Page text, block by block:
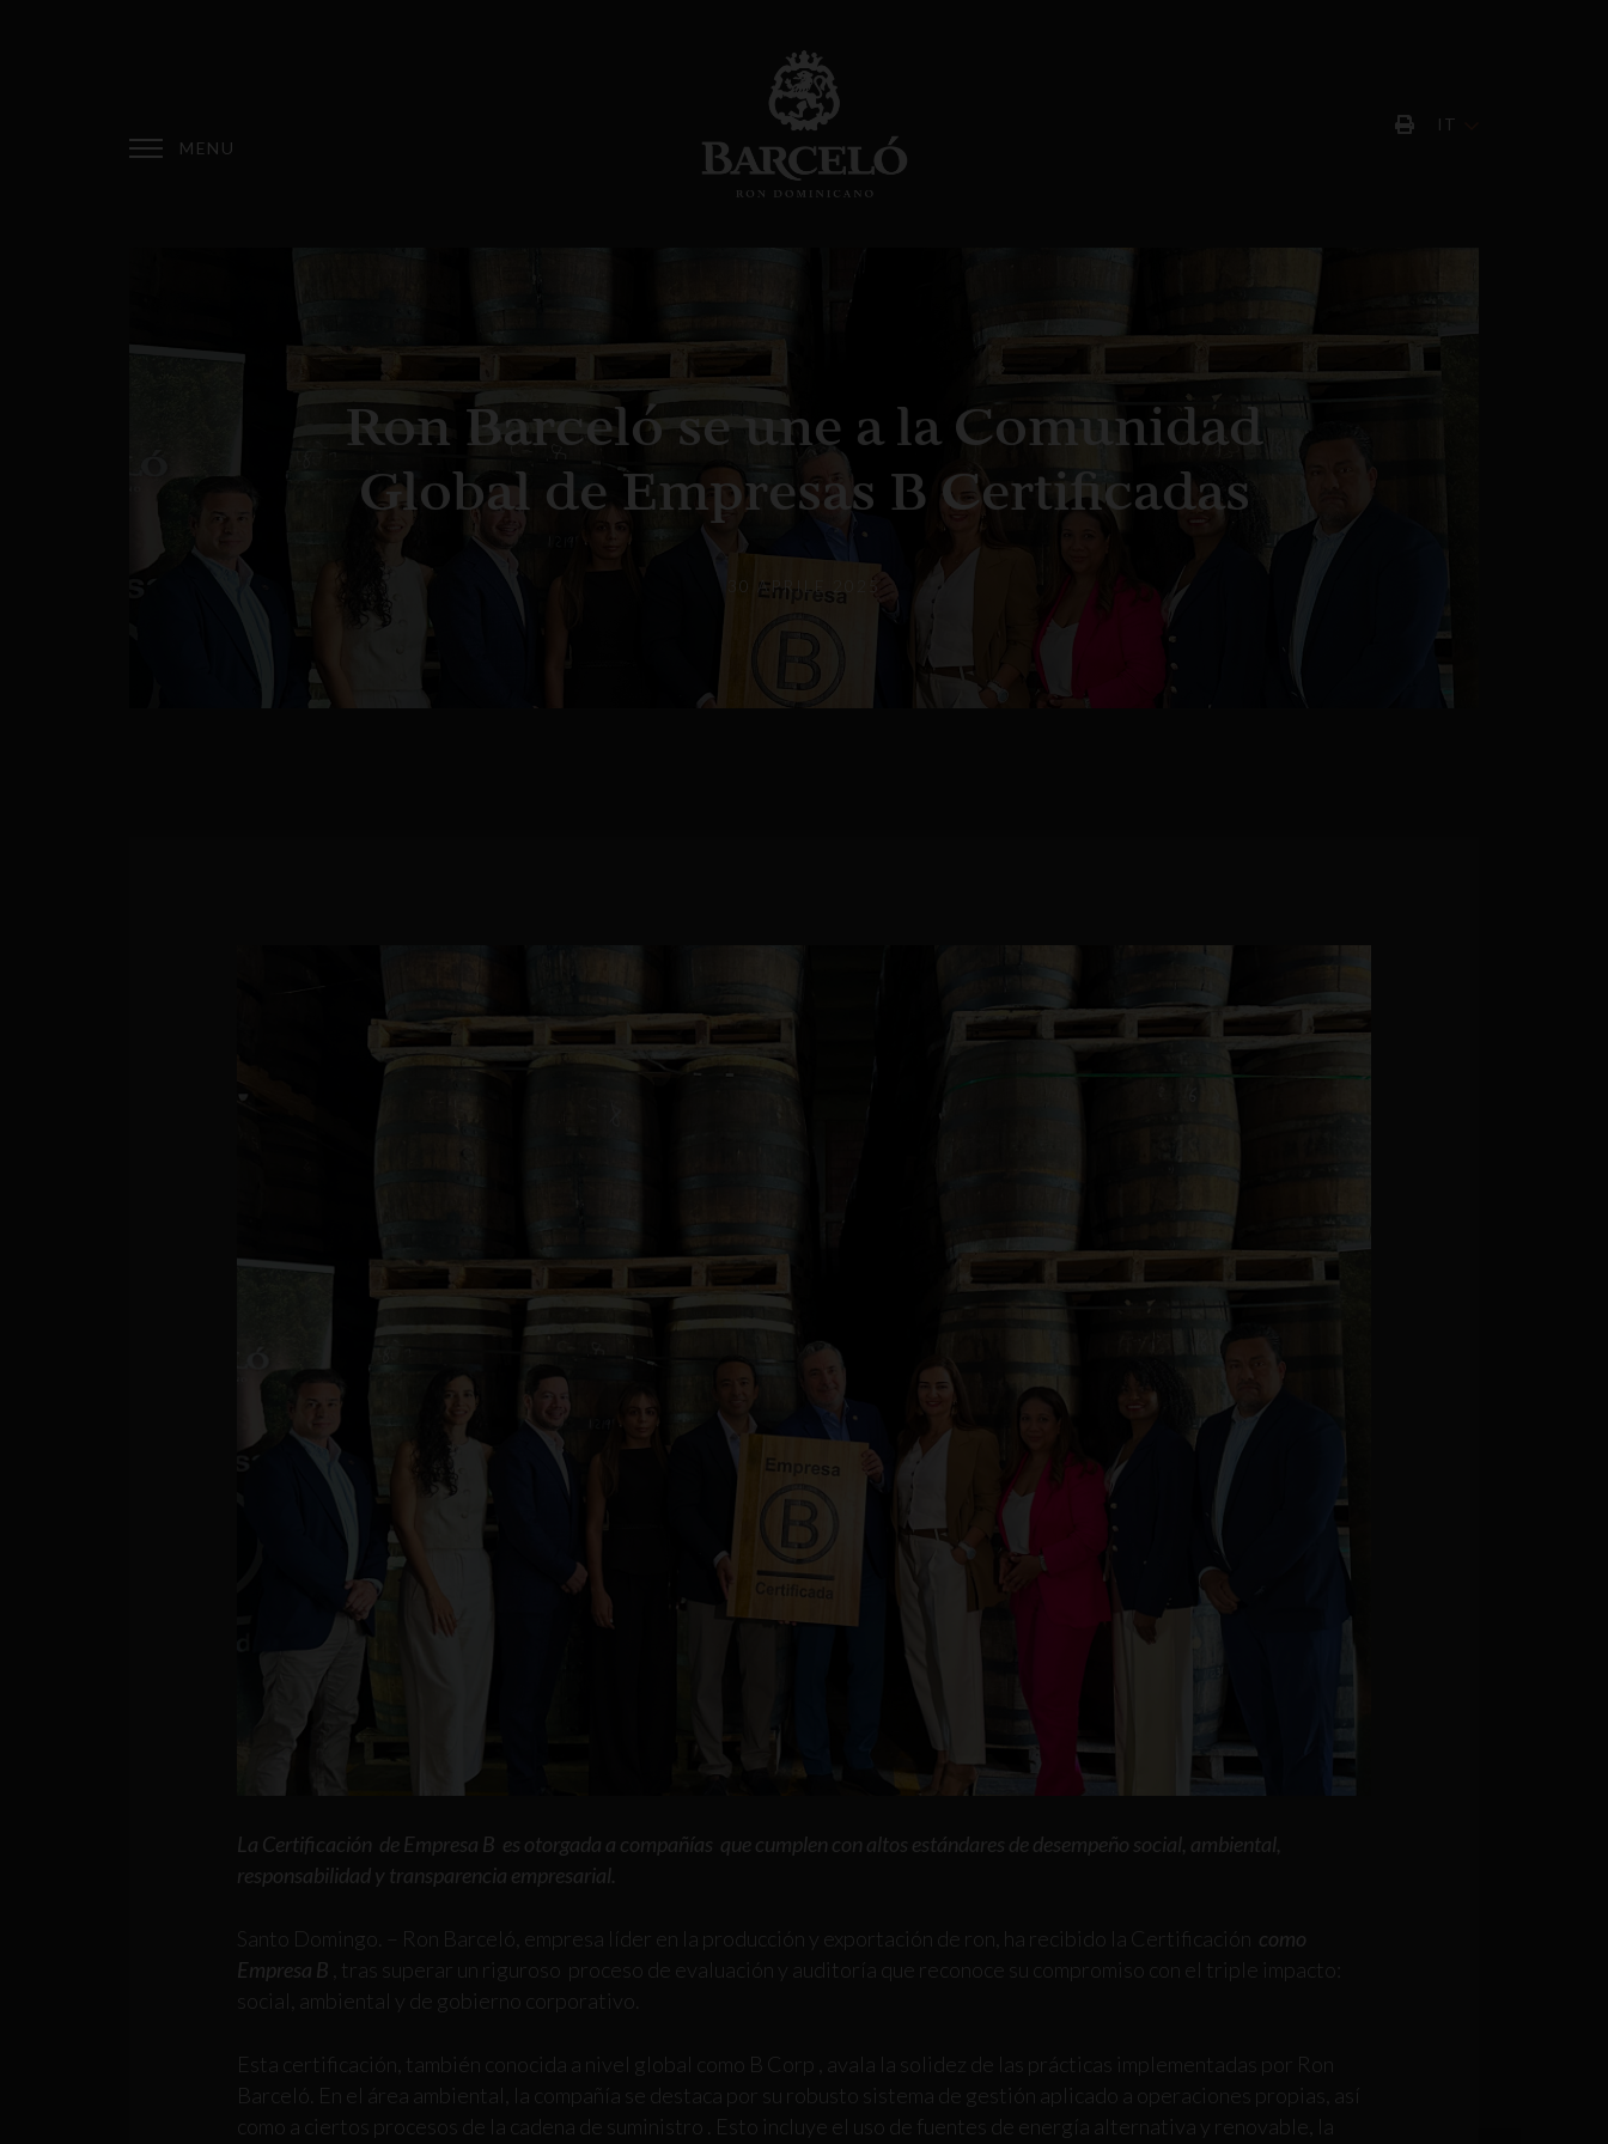
IT
Ron Barceló se une a la Comunidad
Global de Empresas B Certificadas
30 APRILE 2025
La Certificación de Empresa B es otorgada a compañías que cumplen con altos estándares de desempeño social, ambiental,
responsabilidad y transparencia empresarial.
Santo Domingo. – Ron Barceló, empresa líder en la producción y exportación de ron, ha recibido la Certificación como
Empresa B , tras superar un riguroso proceso de evaluación y auditoría que reconoce su compromiso con el triple impacto:
social, ambiental y de gobierno corporativo.
Esta certificación, también conocida a nivel global como B Corp , avala la solidez de las prácticas implementadas por Ron
Barceló. En el área ambiental, la compañía se destaca por su robusto sistema de gestión aplicado a operaciones propias, así
como a ciertos procesos de la cadena de suministro . Esto incluye el uso de fuentes de energía alternativa y renovable, la